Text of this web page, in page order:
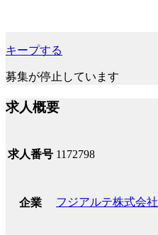
キープする
募集が停止しています
求人概要
求人番号 1172798
企業 フジアルテ株式会社